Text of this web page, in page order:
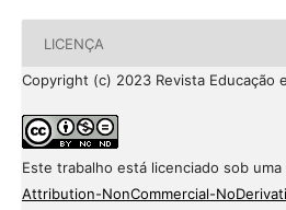
LICENÇA
Copyright (c) 2023 Revista Educação
Este trabalho está licenciado sob uma
Attribution-NonCommercial-